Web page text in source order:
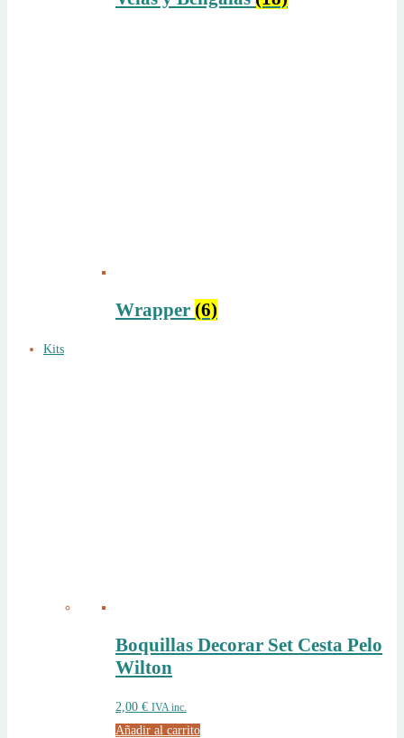
Wrapper (6)
Kits
Boquillas Decorar Set Cesta Pelo
Wilton
2,00 € IVA inc.
Añadir al carrito